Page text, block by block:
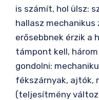
is számít, hol ülsz:
hallasz
erősebbnek érzik a
támpont kell,
gondolni:
fékszárnyak, ajtók,
(teljesítmény